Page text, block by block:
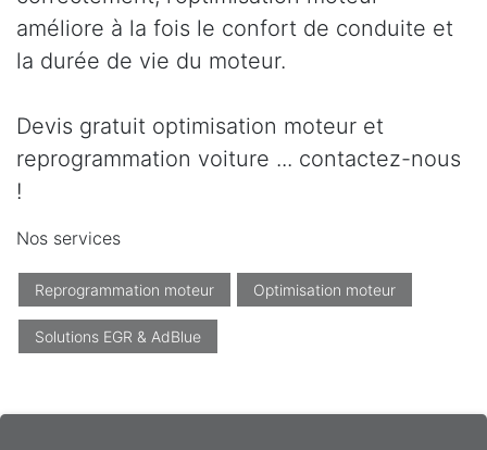
améliore à la fois le confort de conduite et
la durée de vie du moteur.
Devis gratuit optimisation moteur et
reprogrammation voiture ... contactez-nous
!
Nos services
Reprogrammation moteur Optimisation moteur
Solutions EGR & AdBlue